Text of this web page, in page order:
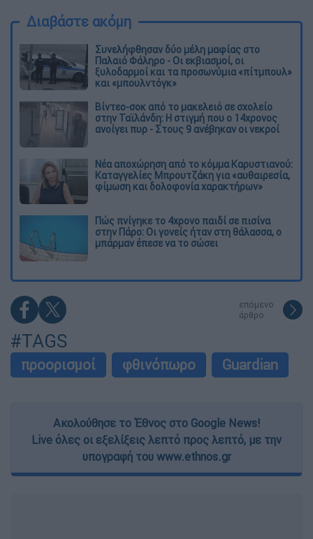
Διαβάστε ακόμη
Συνελήφθησαν δύο μέλη μαφίας στο
Παλαιό Φάληρο - Οι εκβιασμοί, οι
ξυλοδαρμοί και τα προσωνύμια «πίτμπουλ»
και «μπουλντόγκ»
Βίντεο-σοκ από το μακελειό σε σχολείο
στην Ταϊλάνδη: Η στιγμή που ο 14χρονος
ανοίγει πυρ - Στους 9 ανέβηκαν οι νεκροί
Νέα αποχώρηση από το κόμμα Καρυστιανού:
Καταγγελίες Μπρουτζάκη για «αυθαιρεσία,
φίμωση και δολοφονία χαρακτήρων»
Πώς πνίγηκε το 4χρονο παιδί σε πισίνα
στην Πάρο: Οι γονείς ήταν στη θάλασσα, ο
μπάρμαν έπεσε να το σώσει
επόμενο
άρθρο
#TAGS
προορισμοί φθινόπωρο Guardian
Ακολούθησε το Έθνος στο Google News!
Live όλες οι εξελίξεις λεπτό προς λεπτό, με την
υπογραφή του www.ethnos.gr